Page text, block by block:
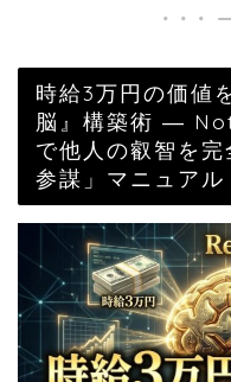
時給3万円の価値
脳』構築術 ―
で他人の叡智を
参謀」マニュアル